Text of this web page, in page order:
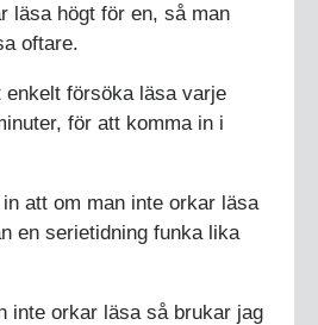
läsa högt för en, så man
oftare.
enkelt försöka läsa varje
för att komma in i
att om man inte orkar läsa
en serietidning funka lika
inte orkar läsa så brukar jag